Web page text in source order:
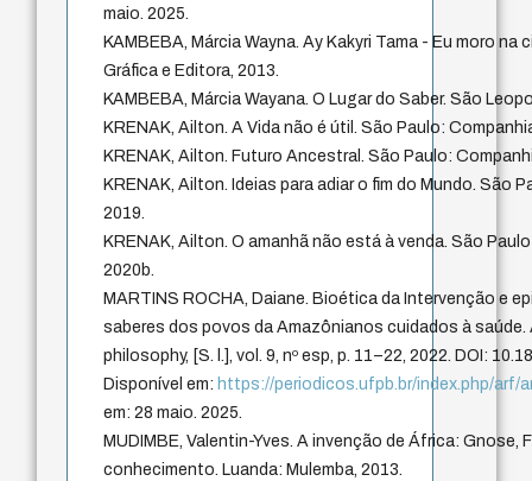
maio. 2025.
KAMBEBA, Márcia Wayna. Ay Kakyri Tama - Eu moro na
Gráfica e Editora, 2013.
KAMBEBA, Márcia Wayana. O Lugar do Saber. São
KRENAK, Ailton. A Vida não é útil. São Paulo:
KRENAK, Ailton. Futuro Ancestral. São Paulo:
KRENAK, Ailton. Ideias para adiar o fim do Mundo. São
2019.
KRENAK, Ailton. O amanhã não está à venda. São
2020b.
MARTINS ROCHA, Daiane. Bioética da Intervenção e
saberes dos povos da Amazônianos cuidados à
philosophy, [S. l.], vol. 9, nº esp, p. 11–22, 2022. DOI:
Disponível em: https://periodicos.ufpb.br/index.php/arf/
em: 28 maio. 2025.
MUDIMBE, Valentin-Yves. A invenção de África: Gnose,
conhecimento. Luanda: Mulemba, 2013.